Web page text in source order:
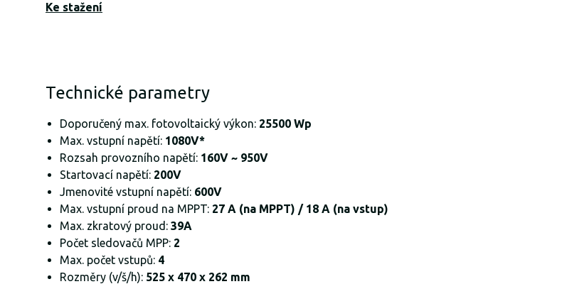
Ke stažení
Technické parametry
Doporučený max. fotovoltaický výkon: 25500 Wp
Max. vstupní napětí: 1080V*
Rozsah provozního napětí: 160V ~ 950V
Startovací napětí: 200V
Jmenovité vstupní napětí: 600V
Max. vstupní proud na MPPT: 27 A (na MPPT) / 18 A (na vstup)
Max. zkratový proud: 39A
Počet sledovačů MPP: 2
Max. počet vstupů: 4
Rozměry (v/š/h): 525 x 470 x 262 mm